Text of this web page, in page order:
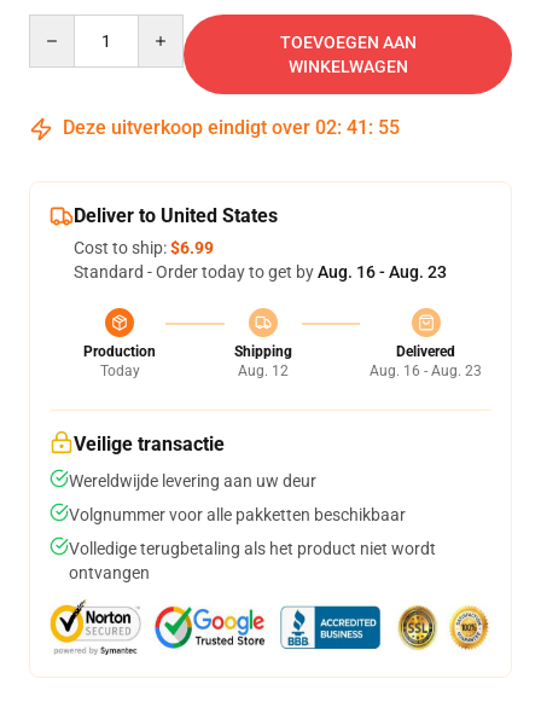
TOEVOEGEN AAN
WINKELWAGEN
Deze uitverkoop eindigt over 02: 41 : 54
Deliver to United States
Cost to ship:$6.99
Standard - Order today to get byAug. 16 - Aug. 23
Production
Today
Shipping
Aug. 12
Delivered
Aug. 16 - Aug. 23
Veilige transactie
Wereldwijde levering aan uw deur
Volgnummer voor alle pakketten beschikbaar
Volledige terugbetaling als het product niet wordt
ontvangen